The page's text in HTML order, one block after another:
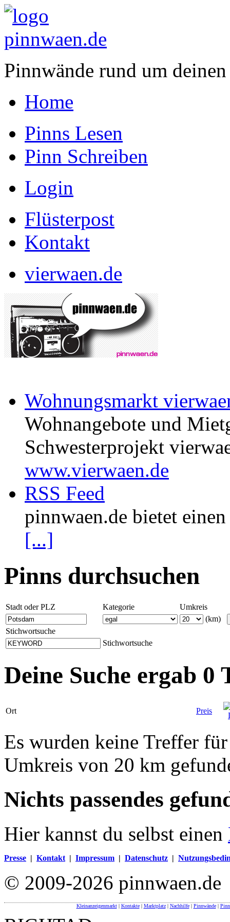
Pinnwände rund um
Home
Pinns Lesen
Pinn Schreiben
Login
Flüsterpost
Kontakt
vierwaen.de
Wohnungsmarkt
Wohnangebote und
Schwesterprojekt
www.vierwaen.de
RSS Feed
pinnwaen.de bietet
[...]
Pinns durchsuchen
Stadt oder PLZ Kategorie
Umkreis
(km)
Stichwortsuche
Stichwortsuche
Deine Suche ergab 0
Ort Preis
Es wurden keine Treffer
Umkreis von 20 km
Nichts passendes
Hier kannst du selbst einen
Presse | Kontakt | Impressum | Datenschutz |
© 2009-2026 pinnwaen.de
Kleinanzeigenmarkt| Kontakte| Marktplatz| Nachhilfe| Pinnwände|